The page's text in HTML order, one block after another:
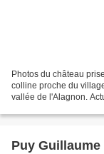
Photos du château
colline proche du
vallée de l'Alagnon.
Puy Guillaume